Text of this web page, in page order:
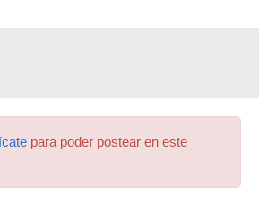
para poder postear en este